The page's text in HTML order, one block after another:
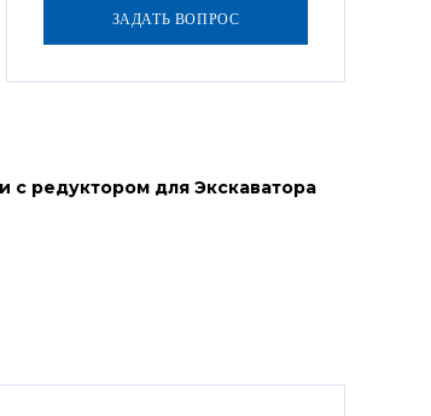
с редуктором для Экскаватора